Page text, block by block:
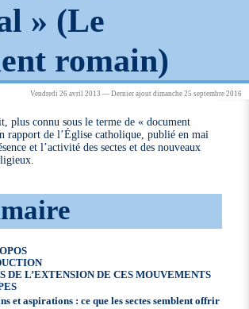
» (Le
romain)
Vendredi 26 avril 2013 — Dernier ajout dimanche 25 septembre 2016
plus connu sous le terme de « document
rapport de l’Église catholique, publié en mai
et l’activité des sectes et des nouveaux
DE L’EXTENSION DE CES MOUVEMENTS
et aspirations : ce que les sectes semblent offrir